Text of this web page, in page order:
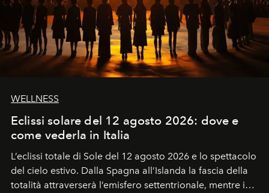
WELLNESS
Eclissi solare del 12 agosto 2026: dove e
come vederla in Italia
L’eclissi totale di Sole del 12 agosto 2026 e lo spettacolo
del cielo estivo. Dalla Spagna all’Islanda la fascia della
totalità attraverserà l’emisfero settentrionale, mentre in